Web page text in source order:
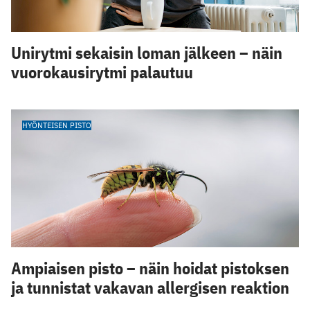
Unirytmi sekaisin loman jälkeen – näin
vuorokausirytmi palautuu
HYÖNTEISEN PISTO
Ampiaisen pisto – näin hoidat pistoksen
ja tunnistat vakavan allergisen reaktion